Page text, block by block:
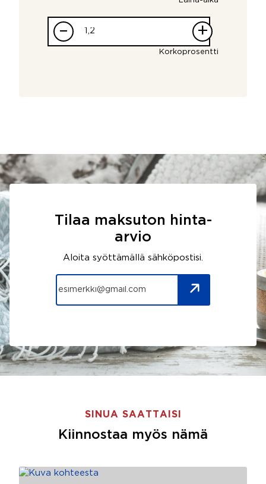
– +
Korkoprosentti
Tilaa maksuton hinta-
arvio
Aloita syöttämällä sähköpostisi.
SINUA SAATTAISI
Kiinnostaa myös nämä